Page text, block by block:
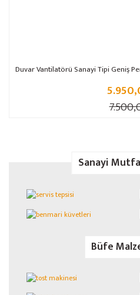
Duvar Vantilatörü Sanayi Tipi Geniş
Sanayi
Büfe